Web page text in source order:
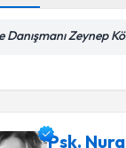
Danışmanı Zeynep
Psk.